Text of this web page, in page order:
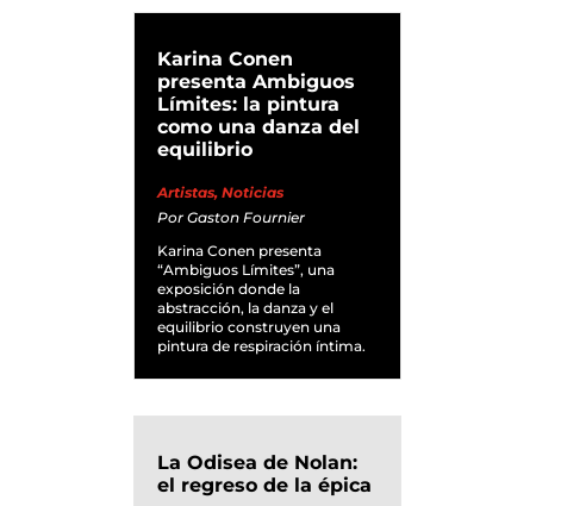
Karina Conen
presenta Ambiguos
Límites: la pintura
como una danza del
equilibrio
Artistas,Noticias
PorGaston Fournier
Karina Conen presenta
“Ambiguos Límites”, una
exposición donde la
abstracción, la danza y el
equilibrio construyen una
pintura de respiración íntima.
La Odisea de Nolan:
el regreso de la épica